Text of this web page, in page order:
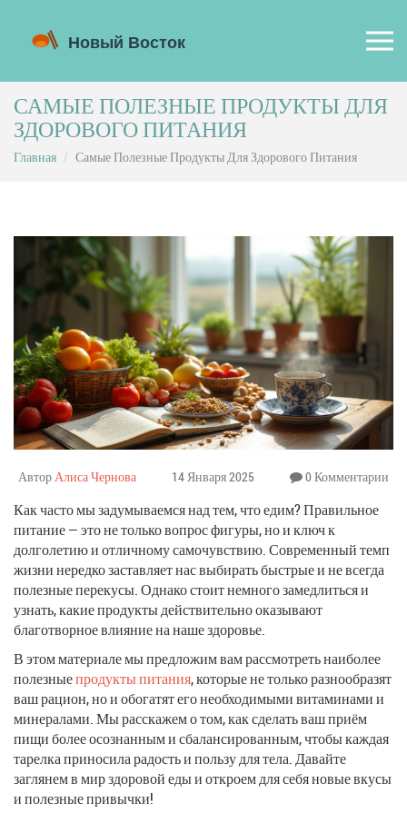
САМЫЕ ПОЛЕЗНЫЕ ПРОДУКТЫ ДЛЯ
ЗДОРОВОГО ПИТАНИЯ
Главная Самые Полезные Продукты Для Здорового Питания
АвторАлиса Чернова 14 Января 2025 0 Комментарии
Как часто мы задумываемся над тем, что едим? Правильное
питание — это не только вопрос фигуры, но и ключ к
долголетию и отличному самочувствию. Современный темп
жизни нередко заставляет нас выбирать быстрые и не всегда
полезные перекусы. Однако стоит немного замедлиться и
узнать, какие продукты действительно оказывают
благотворное влияние на наше здоровье.
В этом материале мы предложим вам рассмотреть наиболее
полезныепродукты питания, которые не только разнообразят
ваш рацион, но и обогатят его необходимыми витаминами и
минералами. Мы расскажем о том, как сделать ваш приём
пищи более осознанным и сбалансированным, чтобы каждая
тарелка приносила радость и пользу для тела. Давайте
заглянем в мир здоровой еды и откроем для себя новые вкусы
и полезные привычки!